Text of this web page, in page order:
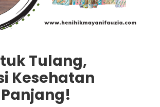
Tulang,
Kesehatan